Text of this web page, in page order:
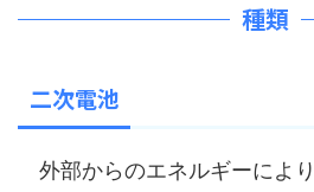
種類
二次電池
外部からのエネルギーによ